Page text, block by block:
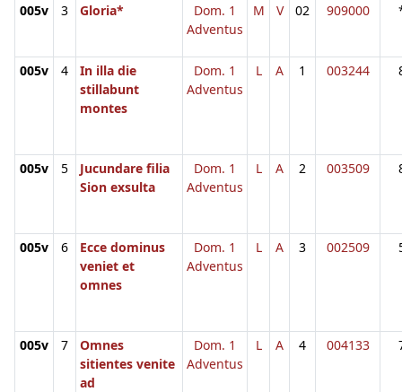
005v 3 Gloria*
Dom. 1
Adventus
M V 02 909000
005v 4
In illa die
stillabunt
montes
Dom. 1
Adventus
L A 1 003244
005v 5
Jucundare filia
Sion exsulta
Dom. 1
Adventus
L A 2 003509
005v 6
Ecce dominus
veniet et
omnes
Dom. 1
Adventus
L A 3 002509
005v 7
Omnes
sitientes venite
ad
Dom. 1
Adventus
L A 4 004133